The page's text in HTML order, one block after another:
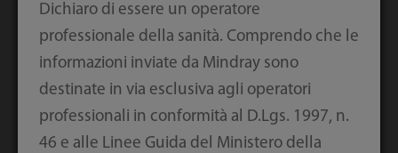
Informazioni
dettagliate unite
a efficienza e
mobilità
Dichiaro di essere un operatore
professionale della sanità. Comprendo che le
informazioni inviate da Mindray sono
destinate in via esclusiva agli operatori
professionali in conformità al D.Lgs. 1997, n.
46 e alle Linee Guida del Ministero della